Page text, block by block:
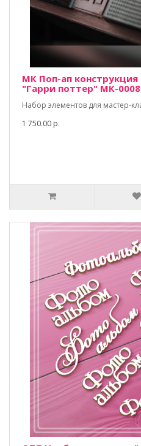
МК Поп-ап конструкция
"Гарри поттер" МК-0008
Набор элементов для мастер-
1 750.00 р.